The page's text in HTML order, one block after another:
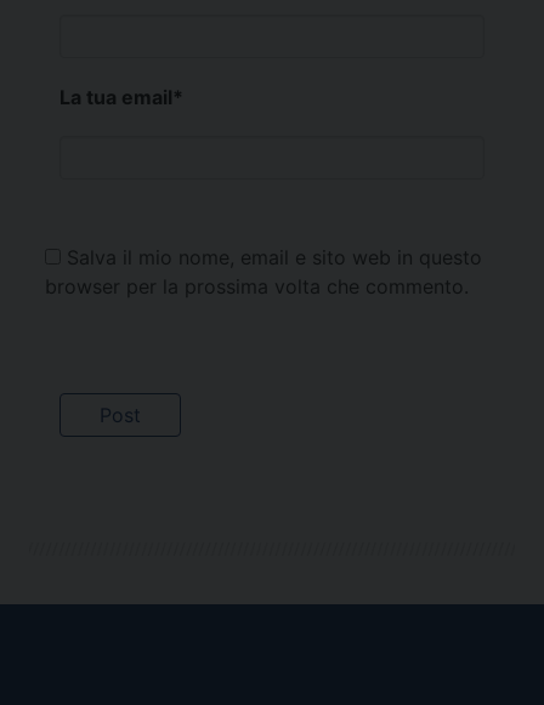
La tua email*
Salva il mio nome, email e sito web in questo
browser per la prossima volta che commento.